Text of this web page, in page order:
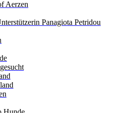
Aerzen
Panagiota Petridou